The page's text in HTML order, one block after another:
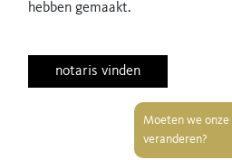
hebben gemaakt.
notaris vinden
Moeten we
veranderen?